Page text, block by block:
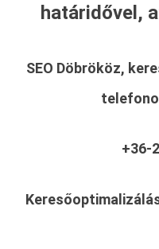
határidővel,
SEO Döbrököz,
+36-